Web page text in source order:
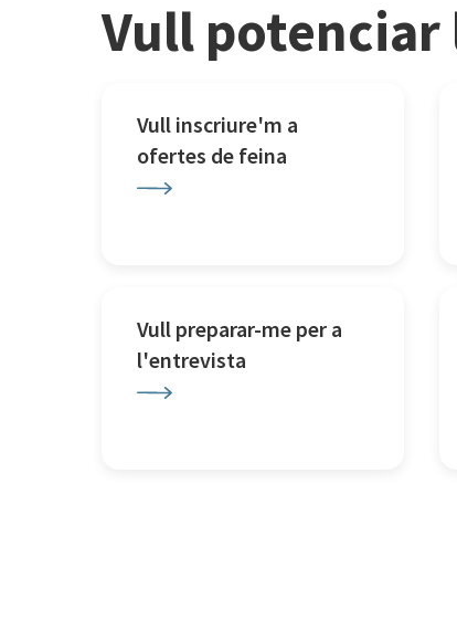
Vull potenciar
Vull inscriure'm a
ofertes de feina
Vull preparar-me per a
l'entrevista